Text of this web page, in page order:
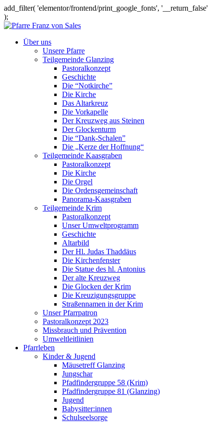
add_filter( 'elementor/frontend/print_google_fonts', '__return_false'
);
Über uns
Unsere Pfarre
Teilgemeinde Glanzing
Pastoralkonzept
Geschichte
Die “Notkirche”
Die Kirche
Das Altarkreuz
Die Vorkapelle
Der Kreuzweg aus Steinen
Der Glockenturm
Die “Dank-Schalen”
Die „Kerze der Hoffnung“
Teilgemeinde Kaasgraben
Pastoralkonzept
Die Kirche
Die Orgel
Die Ordensgemeinschaft
Panorama-Kaasgraben
Teilgemeinde Krim
Pastoralkonzept
Unser Umweltprogramm
Geschichte
Altarbild
Der Hl. Judas Thaddäus
Die Kirchenfenster
Die Statue des hl. Antonius
Der alte Kreuzweg
Die Glocken der Krim
Die Kreuzigungsgruppe
Straßennamen in der Krim
Unser Pfarrpatron
Pastoralkonzept 2023
Missbrauch und Prävention
Umweltleitlinien
Pfarrleben
Kinder & Jugend
Mäusetreff Glanzing
Jungschar
Pfadfindergruppe 58 (Krim)
Pfadfindergruppe 81 (Glanzing)
Jugend
Babysitter:innen
Schulseelsorge